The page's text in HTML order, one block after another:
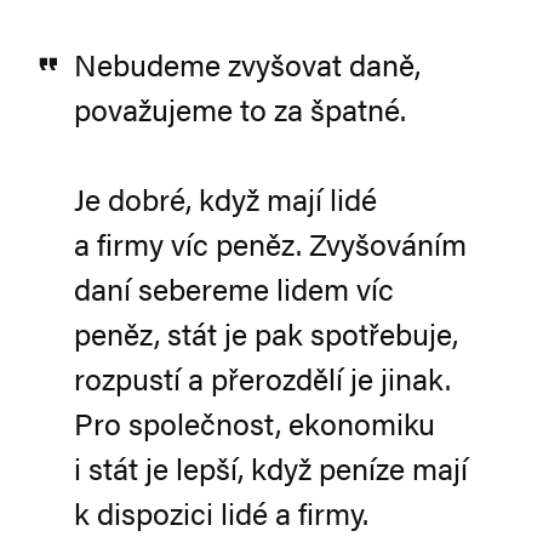
Nebudeme zvyšovat daně,
považujeme to za špatné.
Je dobré, když mají lidé
a firmy víc peněz. Zvyšováním
daní sebereme lidem víc
peněz, stát je pak spotřebuje,
rozpustí a přerozdělí je jinak.
Pro společnost, ekonomiku
i stát je lepší, když peníze mají
k dispozici lidé a firmy.